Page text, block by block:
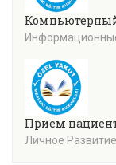
Прием
Личное Развитие